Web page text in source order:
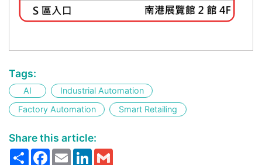
Tags:
AI
Industrial Automation
Factory Automation
Smart Retailing
Share this article:
ShareFacebook
EmailLinkedIn